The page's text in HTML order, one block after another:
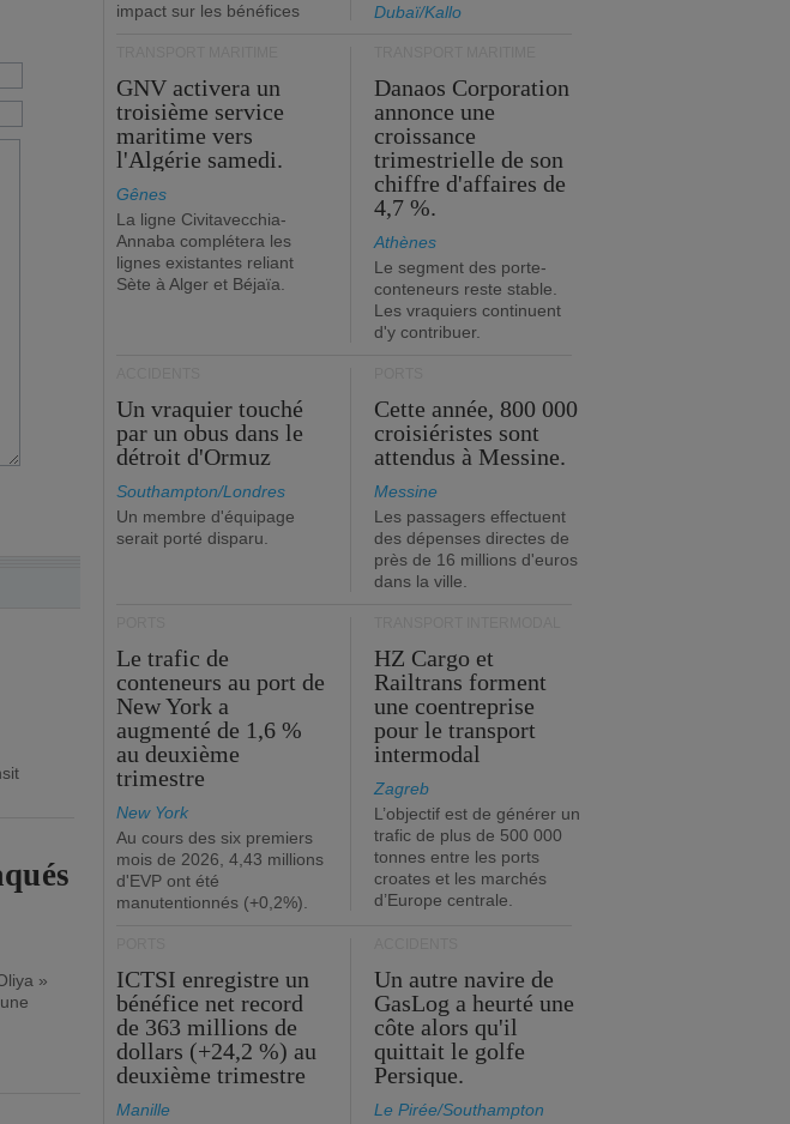
»
impact sur les bénéfices
Dubaï/Kallo
GNV activera un
troisième service
maritime vers
l'Algérie samedi.
Gênes
La ligne Civitavecchia-
Annaba complétera les
lignes existantes reliant
Sète à Alger et Béjaïa.
Danaos Corporation
annonce une
croissance
trimestrielle de son
chiffre d'affaires de
4,7 %.
Athènes
Le segment des porte-
conteneurs reste stable.
Les vraquiers continuent
d'y contribuer.
Un vraquier touché
par un obus dans le
détroit d'Ormuz
Southampton/Londres
Un membre d'équipage
serait porté disparu.
Cette année, 800 000
croisiéristes sont
attendus à Messine.
Messine
Les passagers effectuent
des dépenses directes de
près de 16 millions d'euros
dans la ville.
Le trafic de
conteneurs au port de
New York a
augmenté de 1,6 %
au deuxième
trimestre
New York
Au cours des six premiers
mois de 2026, 4,43 millions
d'EVP ont été
manutentionnés (+0,2%).
HZ Cargo et
Railtrans forment
une coentreprise
pour le transport
intermodal
Zagreb
L’objectif est de générer un
trafic de plus de 500 000
tonnes entre les ports
croates et les marchés
d’Europe centrale.
ICTSI enregistre un
bénéfice net record
de 363 millions de
dollars (+24,2 %) au
deuxième trimestre
Manille
Un autre navire de
GasLog a heurté une
côte alors qu'il
quittait le golfe
Persique.
Le Pirée/Southampton